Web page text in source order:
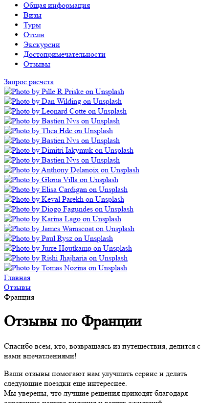
Общая информация
Визы
Туры
Отели
Экскурсии
Достопримечательности
Отзывы
Запрос расчета
Главная
Отзывы
Франция
Отзывы по Франции
Спасибо всем, кто, возвращаясь из путешествия, делится с
нами впечатлениями!
Ваши отзывы помогают нам улучшать сервис и делать
следующие поездки еще интереснее.
Мы уверены, что лучшие решения приходят благодаря